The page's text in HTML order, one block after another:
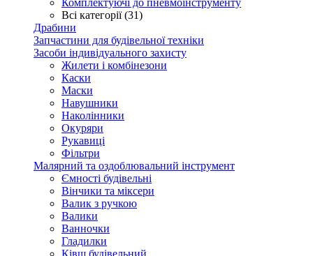
Комплектуючі до пневмоінструменту
Всі категорії (31)
Драбини
Запчастини для будівельної техніки
Засоби індивідуального захисту
Жилети і комбінезони
Каски
Маски
Навушники
Наколінники
Окуряри
Рукавиці
Фільтри
Малярний та оздоблювальний інструмент
Ємності будівельні
Вінчики та міксери
Валик з ручкою
Валики
Ванночки
Гладилки
Ківш будівельний